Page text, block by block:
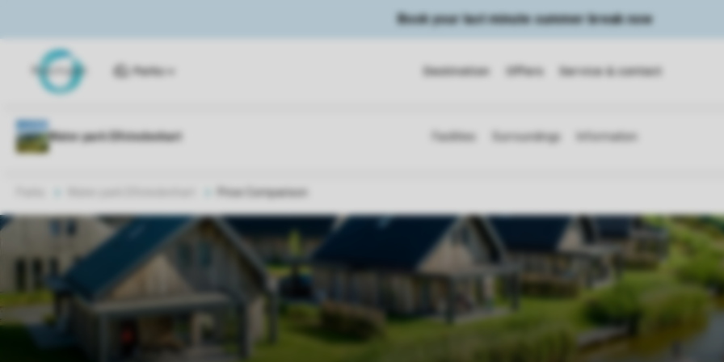
Book your last minute summer break now
Parks Destination Offers Service & contact
Price Comparison